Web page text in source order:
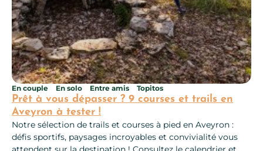
Prêt à vous dépasser ? 9 courses et trails en
Aveyron à tester !
En couple En solo Entre amis Topitos
Notre sélection de trails et courses à pied en Aveyron :
défis sportifs, paysages incroyables et convivialité vous